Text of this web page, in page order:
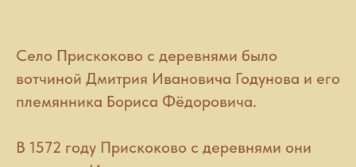
Село Прискоково с деревнями было
вотчиной Дмитрия Ивановича Годунова и его
племянника Бориса Фёдоровича.
В 1572 году Прискоково с деревнями они